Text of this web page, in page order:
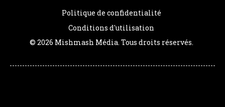
Politique de confidentialité
Conditions d'utilisation
© 2026 Mishmash Média. Tous droits réservés.